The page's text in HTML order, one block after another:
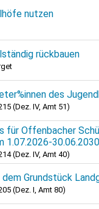
nutzen
rückbauen
des
(Dez. IV, Amt 51)
Offenbacher
1.07.2026-30.06.2030
(Dez. IV, Amt 40)
Grundstück
(Dez. I, Amt 80)